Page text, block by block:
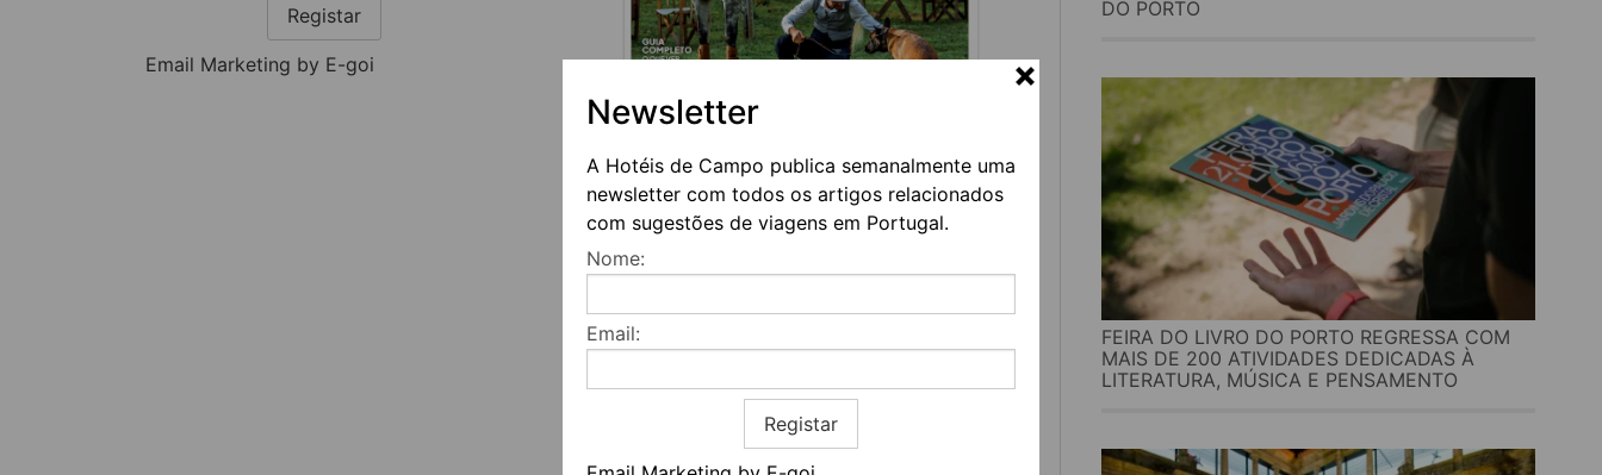
Newsletter
A Hotéis de Campo publica semanalmente uma
newsletter com todos os artigos relacionados
com sugestões de viagens em Portugal.
Nome:
Email:
Registar
DO PORTO
FEIRA DO LIVRO DO PORTO REGRESSA COM
MAIS DE 200 ATIVIDADES DEDICADAS À
LITERATURA, MÚSICA E PENSAMENTO
Registar
Email Marketing by E-goi
Contactos
Estatuto editorial
Informação geral